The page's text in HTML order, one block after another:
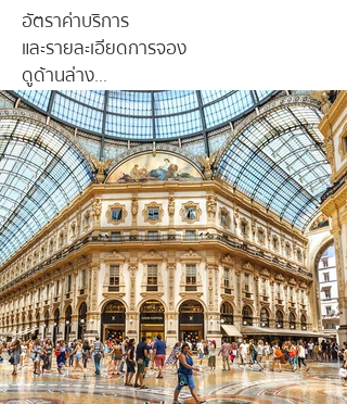
อัตราค่าบริการ
และรายละเอียดการจอง
ดูด้านล่าง...